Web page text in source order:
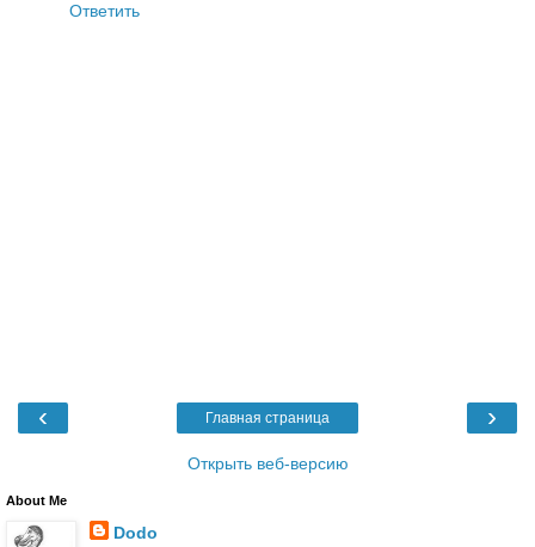
Ответить
‹ ›
Главная страница
Открыть веб-версию
About Me
Dodo